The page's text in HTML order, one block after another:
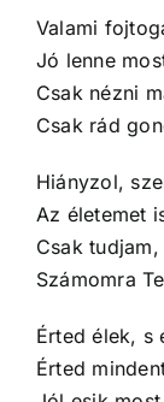
Valami
Jó lenne
Csak nézni
Csak rád
Hiányzol,
Az életemet
Csak
Számomra
Érted élek, s
Érted